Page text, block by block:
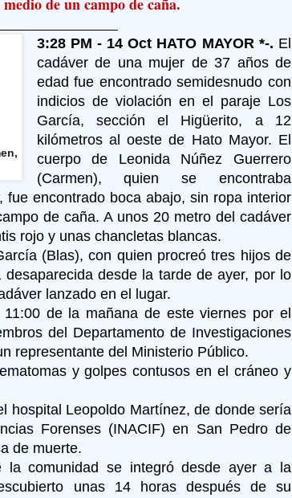
3:28 PM - 14 Oct HATO MAYOR *-. El
cadáver de una mujer de 37 años de
edad fue encontrado semidesnudo con
indicios de violación en el paraje Los
García, sección el Higüerito, a 12
kilómetros al oeste de Hato Mayor. El
cuerpo de Leonida Núñez Guerrero
(Carmen), quien se encontraba
encontrado boca abajo, sin ropa interior
de caña. A unos 20 metro del cadáver
rojo y unas chancletas blancas.
(Blas), con quien procreó tres hijos de
desde la tarde de ayer, por lo
lanzado en el lugar.
de la mañana de este viernes por el
del Departamento de Investigaciones
representante del Ministerio Público.
y golpes contusos en el cráneo y
hospital Leopoldo Martínez, de donde sería
Forenses (INACIF) en San Pedro de
de muerte.
la comunidad se integró desde ayer a la
unas 14 horas después de su